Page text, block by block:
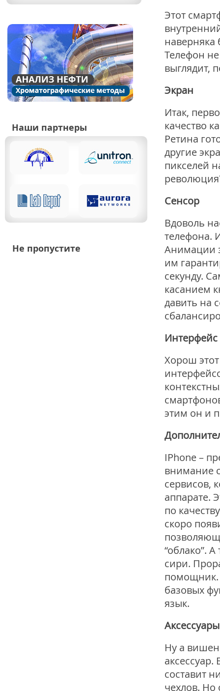
Наши партнеры
Не пропустите
Этот
наверняка
Телефон
выглядит,
Экран
Итак,
качество
Ретина
другие
пикселей
Сенсор
Вдоволь
телефона.
Анимации
им
секунду.
касанием
давить на
Интерфейс
Хорош
этим он и
IPhone –
внимание
сервисов,
аппарате.
по
скоро
“облако”.
сири.
помощник.
базовых
язык.
Аксессуары
Ну а
составит
чехлов. Но